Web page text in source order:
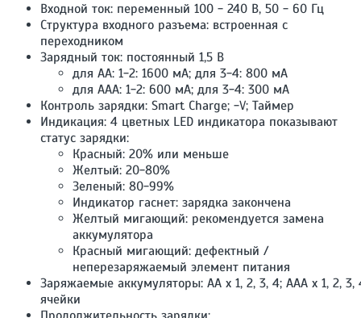
Входной ток: переменный 100 - 240 В, 50 - 60 Гц
Структура входного разъема: встроенная с
переходником
Зарядный ток: постоянный 1,5 В
для AA: 1-2: 1600 мА; для 3-4: 800 мА
для AAA: 1-2: 600 мА; для 3-4: 300 мA
Контроль зарядки: Smart Charge; -V; Таймер
Индикация: 4 цветных LED индикатора показывают
статус зарядки:
Красный: 20% или меньше
Желтый: 20-80%
Зеленый: 80-99%
Индикатор гаснет: зарядка закончена
Желтый мигающий: рекомендуется замена
аккумулятора
Красный мигающий: дефектный /
неперезаряжаемый элемент питания
Заряжаемые аккумуляторы: AA x 1, 2, 3, 4; AAA x 1, 2, 3,
ячейки